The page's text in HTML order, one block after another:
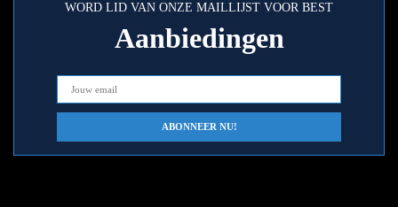
WORD LID VAN ONZE MAILLIJST VOOR BEST
Aanbiedingen